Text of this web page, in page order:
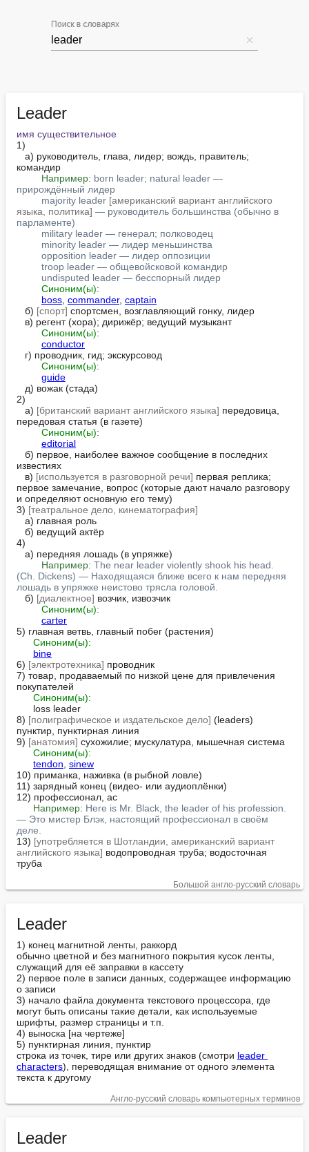
Поиск в словарях
Leader
имя существительное
1)
командир
Например: born leader; natural leader —
прирождённый лидер
majority leader [американский вариант английского
языка, политика] — руководитель большинства (обычно в
парламенте)
military leader — генерал; полководец
minority leader — лидер меньшинства
opposition leader — лидер оппозиции
troop leader — общевойсковой командир
undisputed leader — бесспорный лидер
Синоним(ы):
boss commander, captain
   б)
[спорт] спортсмен, возглавляющий гонку, лидер
Синоним(ы):
conductor
Синоним(ы):
guide
2)
   а)
[британский вариант английского языка] передовица,
передовая статья (в газете)
Синоним(ы):
editorial
известиях
   в)
[используется в разговорной речи] первая реплика;
первое замечание, вопрос (которые дают начало разговору
и определяют основную его тему)
3) [театральное дело, кинематография]
4)
Например: The near leader violently shook his head.
(Ch. Dickens) — Находящаяся ближе всего к нам передняя
лошадь в упряжке неистово трясла головой.
   б)
[диалектное] возчик, извозчик
Синоним(ы):
carter
5) главная ветвь, главный побег (растения)
Синоним(ы):
bine
6) [электротехника] проводник
7) товар, продаваемый по низкой цене для привлечения
покупателей
Синоним(ы):
8) [полиграфическое и издательское дело] (leaders)
пунктир, пунктирная линия
9) [анатомия] сухожилие; мускулатура, мышечная система
Синоним(ы):
tendon sinew
10) приманка, наживка (в рыбной ловле)
11) зарядный конец (видео- или аудиоплёнки)
12) профессионал, ас
Например: Here is Mr. Black, the leader of his profession.
— Это мистер Блэк, настоящий профессионал в своём
деле.
13) [употребляется в Шотландии, американский вариант
английского языка] водопроводная труба; водосточная
труба
Большой англо-русский словарь
Leader
1) конец магнитной ленты, раккорд
обычно цветной и без магнитного покрытия кусок ленты,
служащий для её заправки в кассету
2) первое поле в записи данных, содержащее информацию
о записи
3) начало файла документа текстового процессора, где
могут быть описаны такие детали, как используемые
шрифты, размер страницы и т.п.
4) выноска [на чертеже]
5) пунктирная линия, пунктир
строка из точек, тире или других знаков (смотри leader
characters), переводящая внимание от одного элемента
текста к другому
Англо-русский словарь компьютерных терминов
Leader